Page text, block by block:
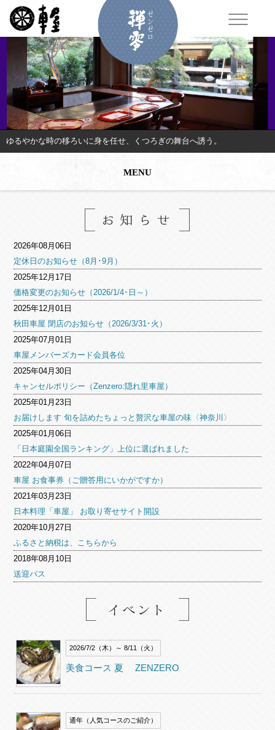
ゆるやかな時の移ろいに身を任せ、くつろぎの舞台へ誘う。
MENU
2026年08月06日
定休日のお知らせ（8月･9月）
2025年12月17日
価格変更のお知らせ（2026/1/4･日～）
2025年12月01日
秋田車屋 閉店のお知らせ（2026/3/31･火）
2025年07月01日
車屋メンバーズカード会員各位
2025年04月30日
キャンセルポリシー（Zenzero:隠れ里車屋）
2025年01月23日
お届けします 旬を詰めたちょっと贅沢な車屋の味〈神奈川〉
2025年01月06日
「日本庭園全国ランキング」上位に選ばれました
2022年04月07日
車屋 お食事券（ご贈答用にいかがですか）
2021年03月23日
日本料理「車屋」 お取り寄せサイト開設
2020年10月27日
ふるさと納税は、こちらから
2018年08月10日
送迎バス
2026/7/2（木）～ 8/11（火）
美食コース 夏 ZENZERO
通年（人気コースのご紹介）